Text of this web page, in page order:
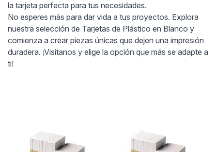
la tarjeta perfecta para tus necesidades.
No esperes más para dar vida a tus proyectos. Explora
nuestra selección de Tarjetas de Plástico en Blanco y
comienza a crear piezas únicas que dejen una impresión
duradera. ¡Visítanos y elige la opción que más se adapte a
ti!